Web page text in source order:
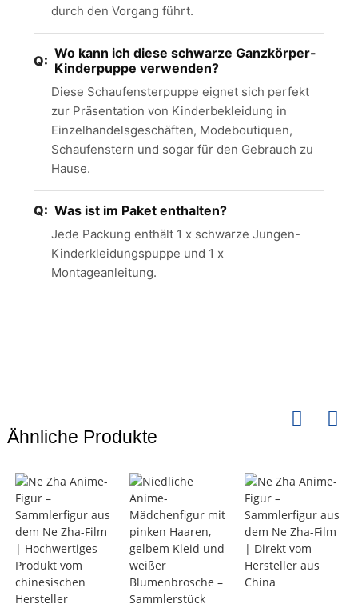
durch den Vorgang führt.
Wo kann ich diese schwarze Ganzkörper-
Kinderpuppe verwenden?
Diese Schaufensterpuppe eignet sich perfekt
zur Präsentation von Kinderbekleidung in
Einzelhandelsgeschäften, Modeboutiquen,
Schaufenstern und sogar für den Gebrauch zu
Hause.
Was ist im Paket enthalten?
Jede Packung enthält 1 x schwarze Jungen-
Kinderkleidungspuppe und 1 x
Montageanleitung.
Ähnliche Produkte